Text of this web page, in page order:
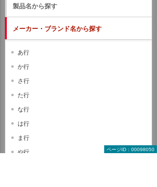
ページID：00098050
製品名から探す
メーカー・ブランド名から探す
あ行
か行
さ行
た行
な行
は行
ま行
や行